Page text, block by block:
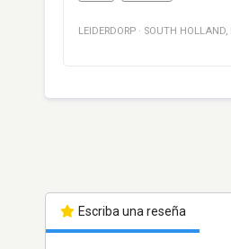
LEIDERDORP · SOUTH HOLLAND,
Escriba una reseña